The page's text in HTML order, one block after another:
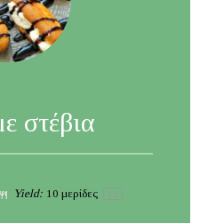
στέβια
Yield: 10 μερίδες 1 x